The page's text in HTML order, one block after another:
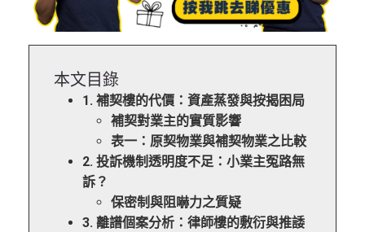
本文目錄
1. 補契樓的代價：資產蒸發與按揭困局
補契對業主的實質影響
表一：原契物業與補契物業之比較
2. 投訴機制透明度不足：小業主冤路無
訴？
保密制與阻嚇力之質疑
3. 離譜個案分析：律師樓的敷衍與推諉